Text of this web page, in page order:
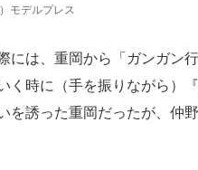
モデルプレス
には、重岡から「ガンガン
く時に（手を振りながら）
を誘った重岡だったが、仲